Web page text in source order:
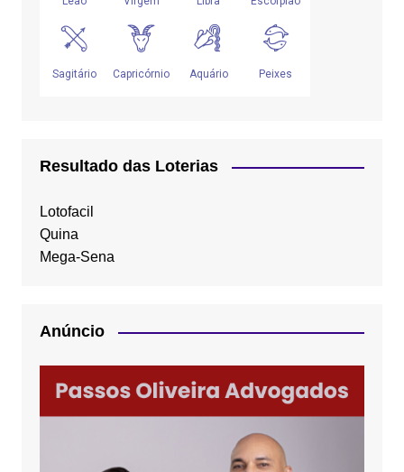
Resultado das Loterias
Lotofacil
Quina
Mega-Sena
Anúncio